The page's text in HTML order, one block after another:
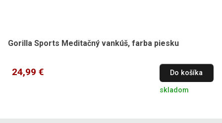
Gorilla Sports Meditačný vankúš, farba piesku
24,99 € Do košíka
skladom